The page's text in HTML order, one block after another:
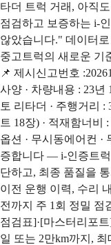
타더 트럭 거래, 아직
점검하고 보증하는 i-
않았습니다." 데이터
중고트럭의 새로운 기
📌 제시신고번호
사양 · 차량내용 : 23년
토 리타더 · 주행거리 :
트 18장) · 적재함너비
옵션 · 무시동에어컨 ·
증합니다 — i-인증트
단하고, 최종 품질을
이전 운행 이력, 수리
전까지 주 1회 정밀 점
점검표]·[마스터리포
일 또는 2만km까지,